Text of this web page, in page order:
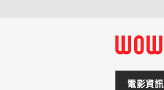
電影資訊